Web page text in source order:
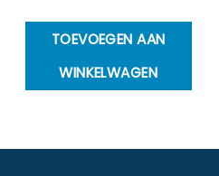
TOEVOEGEN AAN
WINKELWAGEN